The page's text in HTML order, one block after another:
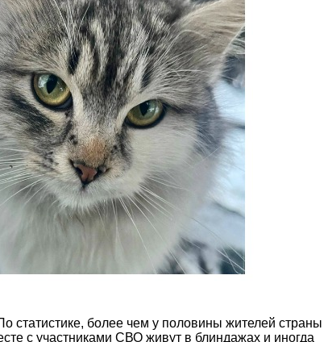
статистике, более чем у половины жителей страны
с участниками СВО живут в блиндажах и иногда